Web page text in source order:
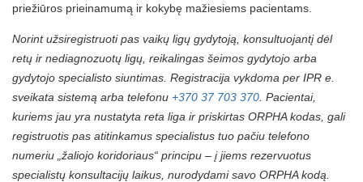
priežiūros prieinamumą ir kokybę mažiesiems pacientams.
Norint užsiregistruoti pas vaikų ligų gydytoją, konsultuojantį dėl
retų ir nediagnozuotų ligų, reikalingas šeimos gydytojo arba
gydytojo specialisto siuntimas. Registracija vykdoma per IPR e.
sveikata sistemą arba telefonu +370 37 703 370 . Pacientai,
kuriems jau yra nustatyta reta liga ir priskirtas ORPHA kodas, gali
registruotis pas atitinkamus specialistus tuo pačiu telefono
numeriu „žaliojo koridoriaus“ principu – į jiems rezervuotus
specialistų konsultacijų laikus, nurodydami savo ORPHA kodą.